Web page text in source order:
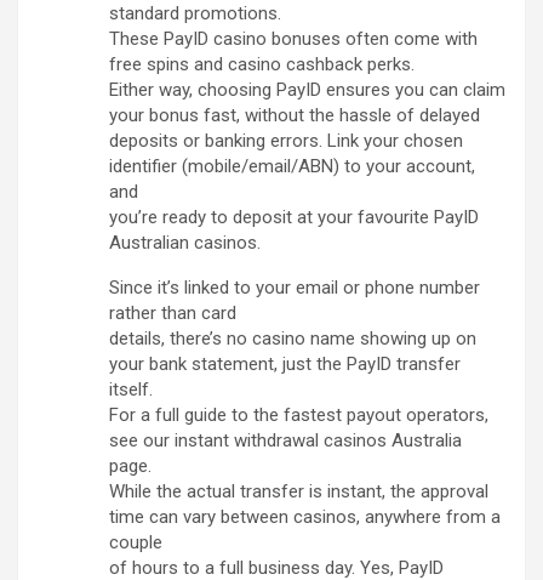
standard promotions.
These PayID casino bonuses often come with
free spins and casino cashback perks.
Either way, choosing PayID ensures you can claim
your bonus fast, without the hassle of delayed
deposits or banking errors. Link your chosen
identifier (mobile/email/ABN) to your account,
and
you’re ready to deposit at your favourite PayID
Australian casinos.
Since it’s linked to your email or phone number
rather than card
details, there’s no casino name showing up on
your bank statement, just the PayID transfer
itself.
For a full guide to the fastest payout operators,
see our instant withdrawal casinos Australia
page.
While the actual transfer is instant, the approval
time can vary between casinos, anywhere from a
couple
of hours to a full business day. Yes, PayID